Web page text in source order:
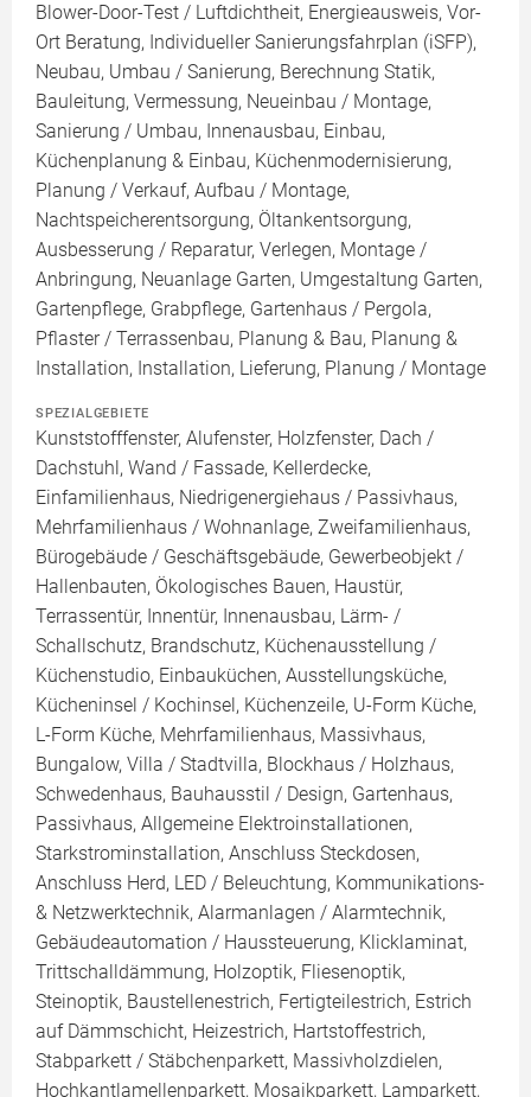
Blower-Door-Test / Luftdichtheit, Energieausweis, Vor-
Ort Beratung, Individueller Sanierungsfahrplan (iSFP),
Neubau, Umbau / Sanierung, Berechnung Statik,
Bauleitung, Vermessung, Neueinbau / Montage,
Sanierung / Umbau, Innenausbau, Einbau,
Küchenplanung & Einbau, Küchenmodernisierung,
Planung / Verkauf, Aufbau / Montage,
Nachtspeicherentsorgung, Öltankentsorgung,
Ausbesserung / Reparatur, Verlegen, Montage /
Anbringung, Neuanlage Garten, Umgestaltung Garten,
Gartenpflege, Grabpflege, Gartenhaus / Pergola,
Pflaster / Terrassenbau, Planung & Bau, Planung &
Installation, Installation, Lieferung, Planung / Montage
SPEZIALGEBIETE
Kunststofffenster, Alufenster, Holzfenster, Dach /
Dachstuhl, Wand / Fassade, Kellerdecke,
Einfamilienhaus, Niedrigenergiehaus / Passivhaus,
Mehrfamilienhaus / Wohnanlage, Zweifamilienhaus,
Bürogebäude / Geschäftsgebäude, Gewerbeobjekt /
Hallenbauten, Ökologisches Bauen, Haustür,
Terrassentür, Innentür, Innenausbau, Lärm- /
Schallschutz, Brandschutz, Küchenausstellung /
Küchenstudio, Einbauküchen, Ausstellungsküche,
Kücheninsel / Kochinsel, Küchenzeile, U-Form Küche,
L-Form Küche, Mehrfamilienhaus, Massivhaus,
Bungalow, Villa / Stadtvilla, Blockhaus / Holzhaus,
Schwedenhaus, Bauhausstil / Design, Gartenhaus,
Passivhaus, Allgemeine Elektroinstallationen,
Starkstrominstallation, Anschluss Steckdosen,
Anschluss Herd, LED / Beleuchtung, Kommunikations-
& Netzwerktechnik, Alarmanlagen / Alarmtechnik,
Gebäudeautomation / Haussteuerung, Klicklaminat,
Trittschalldämmung, Holzoptik, Fliesenoptik,
Steinoptik, Baustellenestrich, Fertigteilestrich, Estrich
auf Dämmschicht, Heizestrich, Hartstoffestrich,
Stabparkett / Stäbchenparkett, Massivholzdielen,
Hochkantlamellenparkett, Mosaikparkett, Lamparkett,